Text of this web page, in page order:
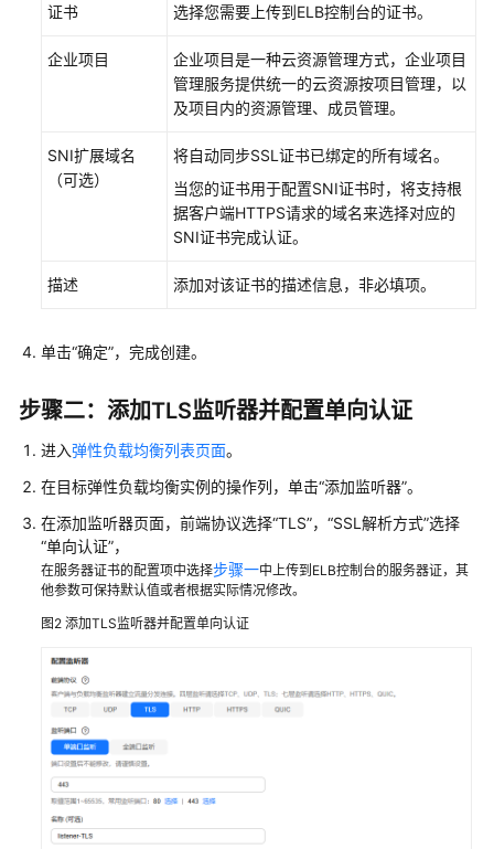
将
重
定
ELB
HTTPS
单
认
证
通
过
ELB
署
HTTPS
向
认
证
通
证书 选择您需要上传到ELB控制台的证书。
企业项目
企业项目是一种云资源管理方式，企业项目
管理服务提供统一的云资源按项目管理，以
及项目内的资源管理、成员管理。
SNI扩展域名
（可选）
将自动同步SSL证书已绑定的所有域名。
当您的证书用于配置SNI证书时，将支持根
据客户端HTTPS请求的域名来选择对应的
SNI证书完成认证。
描述 添加对该证书的描述信息，非必填项。
单击“确定”，完成创建。
步骤二：添加TLS监听器并配置单向认证
进入弹性负载均衡列表页面。
在目标弹性负载均衡实例的操作列，单击“添加监听器”。
在添加监听器页面，前端协议选择“TLS”，“SSL解析方式”选择
“单向认证”，
在服务器证书的配置项中选择步骤一中上传到ELB控制台的服务器证，其
他参数可保持默认值或者根据实际情况修改。
图2 添加TLS监听器并配置单向认证